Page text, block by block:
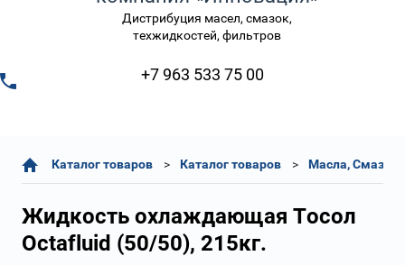
Дистрибуция масел, смазок,
техжидкостей, фильтров
+7 963 533 75 00
Каталог товаров Каталог товаров Масла,
Жидкость охлаждающая Тосол
Octafluid (50/50), 215кг.